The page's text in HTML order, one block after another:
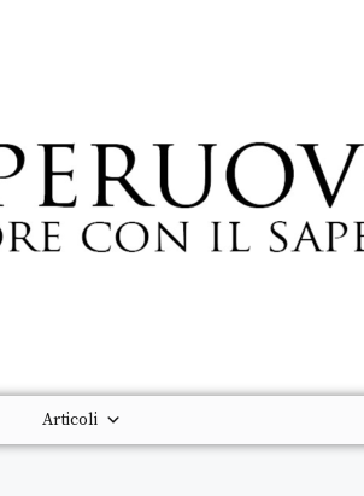
Articoli